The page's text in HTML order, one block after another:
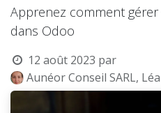
Apprenez comment
dans Odoo
12 août 2023 par
Aunéor Conseil SARL,